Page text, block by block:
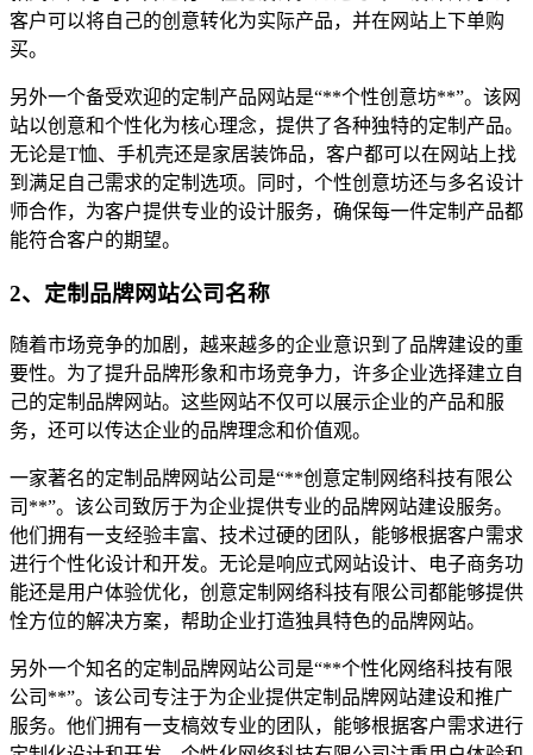
客户可以将自己的创意转化为实际产品，并在网站上下单购
买。
另外一个备受欢迎的定制产品网站是“**个性创意坊**”。该网
站以创意和个性化为核心理念，提供了各种独特的定制产品。
无论是T恤、手机壳还是家居装饰品，客户都可以在网站上找
到满足自己需求的定制选项。同时，个性创意坊还与多名设计
师合作，为客户提供专业的设计服务，确保每一件定制产品都
能符合客户的期望。
2、定制品牌网站公司名称
随着市场竞争的加剧，越来越多的企业意识到了品牌建设的重
要性。为了提升品牌形象和市场竞争力，许多企业选择建立自
己的定制品牌网站。这些网站不仅可以展示企业的产品和服
务，还可以传达企业的品牌理念和价值观。
一家著名的定制品牌网站公司是“**创意定制网络科技有限公
司**”。该公司致厉于为企业提供专业的品牌网站建设服务。
他们拥有一支经验丰富、技术过硬的团队，能够根据客户需求
进行个性化设计和开发。无论是响应式网站设计、电子商务功
能还是用户体验优化，创意定制网络科技有限公司都能够提供
恮方位的解决方案，帮助企业打造独具特色的品牌网站。
另外一个知名的定制品牌网站公司是“**个性化网络科技有限
公司**”。该公司专注于为企业提供定制品牌网站建设和推广
服务。他们拥有一支槁效专业的团队，能够根据客户需求进行